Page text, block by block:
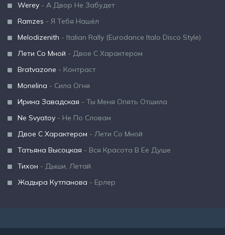
Werey - А Двор Не Забудет
Ramzes - Я Тебя Нашёл
Melodizenith - Italian Rally (Eurodance Italo Disco Style)
Лети Со Мной - Двое С Характером
Bratvazone - Контраст
Monelina - Сила Огня
Ирина Завадская - Ты Меня Опять Отшила
Ne Svyatoy - Не По Словам
Двое С Характером - Лети Со Мной
Татьяна Высоцкая - Вся Красота В Ее Душе
Тихон - Дыши, Летай
Жадыра Кутпанова - Ерлер